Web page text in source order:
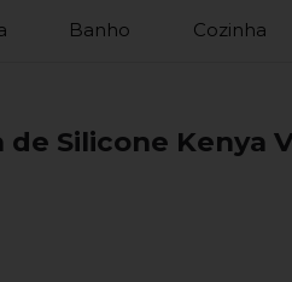
Banho Cozinha
de Silicone Kenya